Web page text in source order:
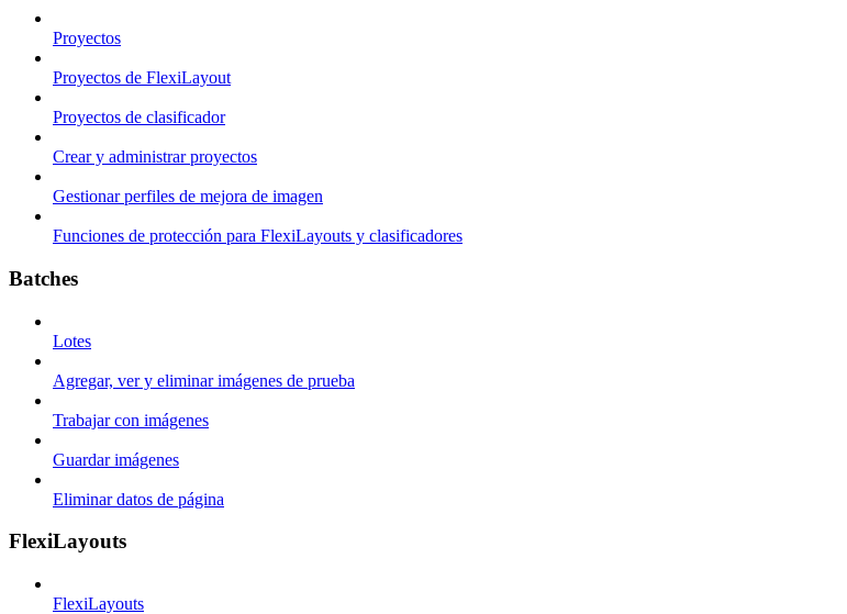
Proyectos
Proyectos de FlexiLayout
Proyectos de clasificador
Crear y administrar proyectos
Gestionar perfiles de mejora de imagen
Funciones de protección para FlexiLayouts y clasificadores
Batches
Lotes
Agregar, ver y eliminar imágenes de prueba
Trabajar con imágenes
Guardar imágenes
Eliminar datos de página
FlexiLayouts
FlexiLayouts